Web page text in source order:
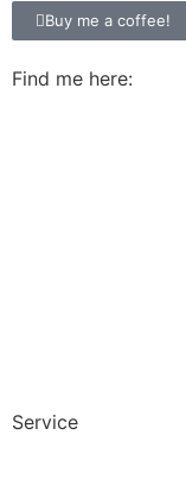
Buy me a coffee!
Find me here:
Service